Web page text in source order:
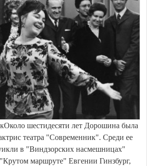
шестидесяти лет Дорошина была
театра "Современник". Среди ее
в "Виндзорских насмешницах"
маршруте" Евгении Гинзбург,